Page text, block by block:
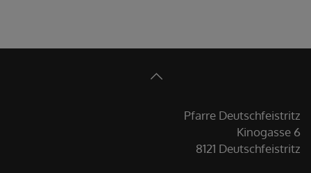
Pfarre Deutschfeistritz
Kinogasse 6
8121 Deutschfeistritz